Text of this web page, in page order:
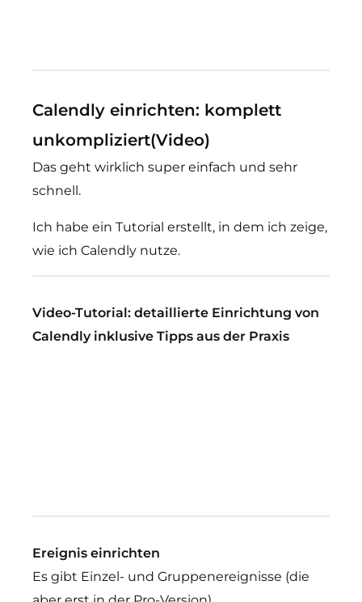
Calendly einrichten: komplett
unkompliziert(Video)
Das geht wirklich super einfach und sehr
schnell.
Ich habe ein Tutorial erstellt, in dem ich zeige,
wie ich Calendly nutze.
Video-Tutorial: detaillierte Einrichtung von
Calendly inklusive Tipps aus der Praxis
Ereignis einrichten
Es gibt Einzel- und Gruppenereignisse (die